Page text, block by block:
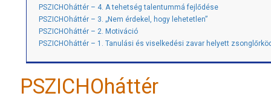
PSZICHOháttér – 4. A tehetség talentummá fejlődése
PSZICHOháttér – 3. „Nem érdekel, hogy lehetetlen”
PSZICHOháttér – 2. Motiváció
PSZICHOháttér – 1. Tanulási és viselkedési zavar helyett
PSZICHOháttér